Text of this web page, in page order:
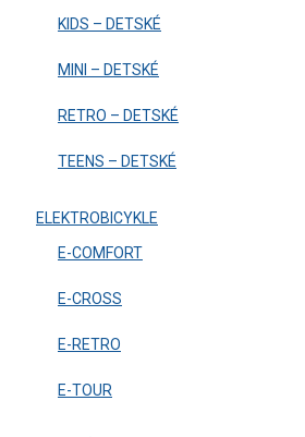
KIDS – DETSKÉ
MINI – DETSKÉ
RETRO – DETSKÉ
TEENS – DETSKÉ
ELEKTROBICYKLE
E-COMFORT
E-CROSS
E-RETRO
E-TOUR